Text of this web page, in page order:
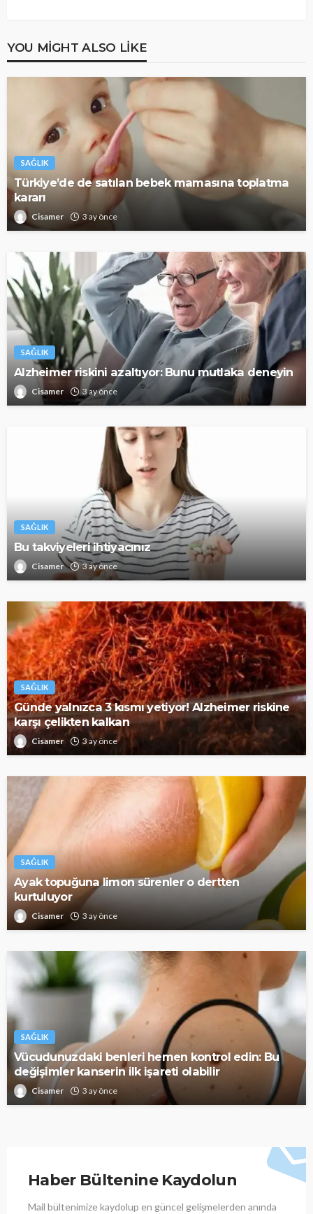
YOU MIGHT ALSO LIKE
SAĞLIK
Türkiye’de de satılan bebek mamasına toplatma
kararı
Cisamer 3 ay önce
SAĞLIK
Alzheimer riskini azaltıyor: Bunu mutlaka deneyin
Cisamer 3 ay önce
SAĞLIK
Bu takviyeleri ihtiyacınız
Cisamer 3 ay önce
SAĞLIK
Günde yalnızca 3 kısmı yetiyor! Alzheimer riskine
karşı çelikten kalkan
Cisamer 3 ay önce
SAĞLIK
Ayak topuğuna limon sürenler o dertten
kurtuluyor
Cisamer 3 ay önce
SAĞLIK
Vücudunuzdaki benleri hemen kontrol edin: Bu
değişimler kanserin ilk işareti olabilir
Cisamer 3 ay önce
Haber Bültenine Kaydolun
Mail bültenimize kaydolup en güncel gelişmelerden anında